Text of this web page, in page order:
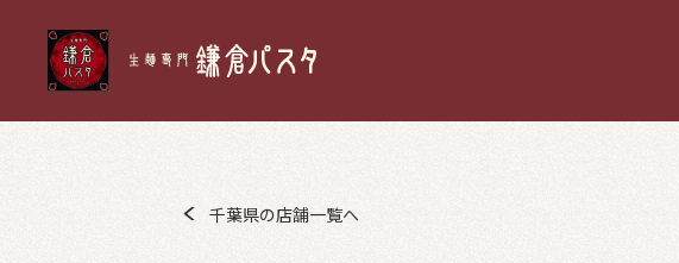
千葉県の店舗一覧へ